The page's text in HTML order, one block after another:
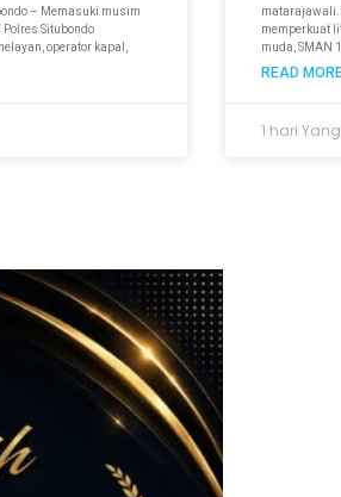
– Memasuki musim
Situbondo
operator kapal,
memperkuat
muda, SMAN
READ
1 hari